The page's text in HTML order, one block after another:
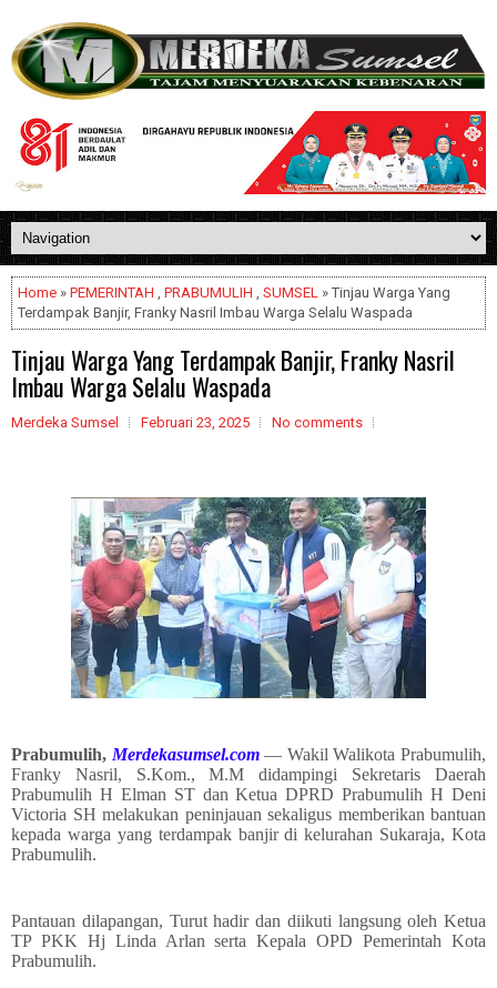
Home » PEMERINTAH , PRABUMULIH , SUMSEL » Tinjau Warga Yang
Terdampak Banjir, Franky Nasril Imbau Warga Selalu Waspada
Tinjau Warga Yang Terdampak Banjir, Franky Nasril
Imbau Warga Selalu Waspada
Merdeka Sumsel Februari 23, 2025 No comments
Prabumulih, Merdekasumsel.com— Wakil Walikota Prabumulih,
Franky Nasril, S.Kom., M.M didampingi Sekretaris Daerah
Prabumulih H Elman ST dan Ketua DPRD Prabumulih H Deni
Victoria SH melakukan peninjauan sekaligus memberikan bantuan
kepada warga yang terdampak banjir di kelurahan Sukaraja, Kota
Prabumulih.
Pantauan dilapangan, Turut hadir dan diikuti langsung oleh Ketua
TP PKK Hj Linda Arlan serta Kepala OPD Pemerintah Kota
Prabumulih.